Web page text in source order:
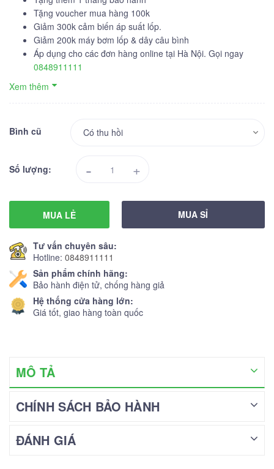
Tặng voucher mua hàng 100k
Giảm 300k cảm biến áp suất lốp.
Giảm 200k máy bơm lốp & dây câu bình
Áp dụng cho các đơn hàng online tại Hà Nội. Gọi ngay
0848911111
Xem thêm
Bình cũ
Số lượng: - +
MUA LẺ MUA SỈ
Tư vấn chuyên sâu:
Hotline: 0848911111
Sản phẩm chính hãng:
Bảo hành điện tử, chống hàng giả
Hệ thống cửa hàng lớn:
Giá tốt, giao hàng toàn quốc
MÔ TẢ
CHÍNH SÁCH BẢO HÀNH
ĐÁNH GIÁ